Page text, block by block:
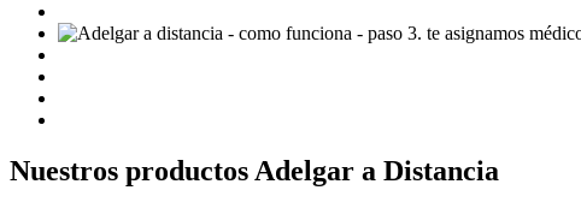
Nuestros productos Adelgar a Distancia